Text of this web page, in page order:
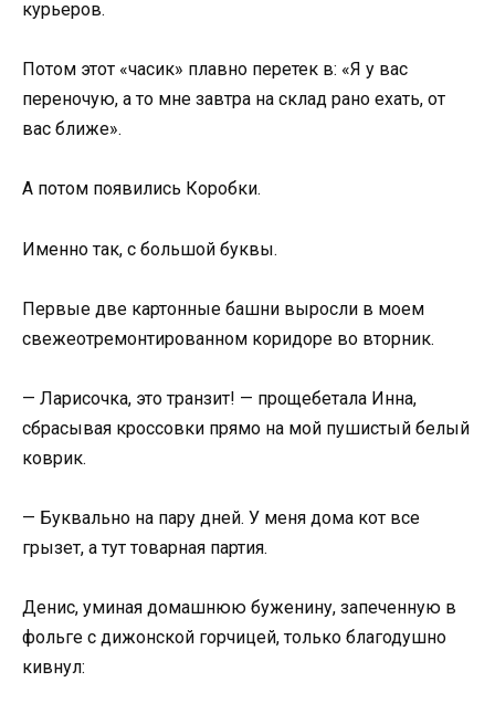
курьеров.
Потом этот «часик» плавно перетек в: «Я у вас
переночую, а то мне завтра на склад рано ехать, от
вас ближе».
А потом появились Коробки.
Именно так, с большой буквы.
Первые две картонные башни выросли в моем
свежеотремонтированном коридоре во вторник.
— Ларисочка, это транзит! — прощебетала Инна,
сбрасывая кроссовки прямо на мой пушистый белый
коврик.
— Буквально на пару дней. У меня дома кот все
грызет, а тут товарная партия.
Денис, уминая домашнюю буженину, запеченную в
фольге с дижонской горчицей, только благодушно
кивнул: